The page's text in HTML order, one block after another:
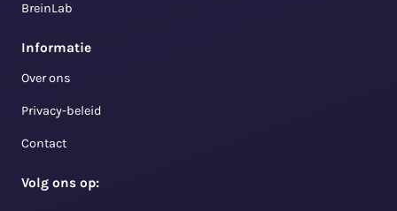
BreinLab
Informatie
Over ons
Privacy-beleid
Contact
Volg ons op: